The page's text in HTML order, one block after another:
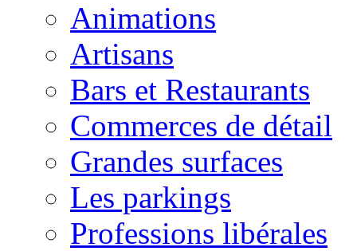
Animations
Artisans
Bars et Restaurants
Commerces de détail
Grandes surfaces
Les parkings
Professions libérales